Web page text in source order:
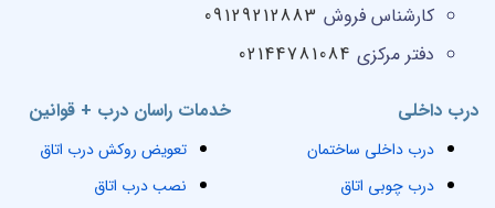
خدمات راسان درب + قوانین
تعویض روکش درب اتاق
نصب درب اتاق
درب داخلی
درب داخلی ساختمان
درب چوبی اتاق
کارشناس فروش 09129212883
دفتر مرکزی 02144781084